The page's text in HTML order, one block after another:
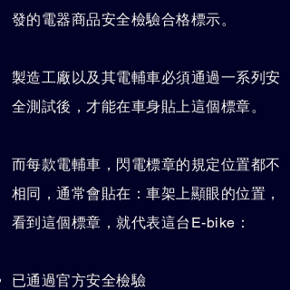
發的電器商品安全檢驗合格標示。
製造工廠以及其電輔車必須通過一系列安
全測試後，才能在車身貼上這個標章。
而每款電輔車，閃電標章的規定位置都不
相同，通常會貼在：車架上顯眼的位置，
看到這個標章，就代表這台E-bike：
已通過官方安全檢驗